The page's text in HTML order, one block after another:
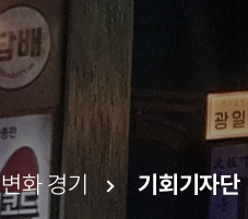
변화 경기 기회기자단